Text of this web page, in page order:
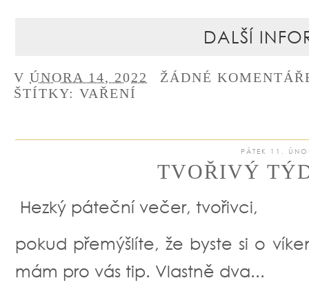
DALŠÍ
V ÚNORA 14, 2022
ŽÁDNÉ
ŠTÍTKY: VAŘENÍ
PÁTEK 11.
TVOŘIVÝ
Hezký páteční večer, tvořivci,
pokud přemýšlíte, že byste si o
mám pro vás tip. Vlastně dva...